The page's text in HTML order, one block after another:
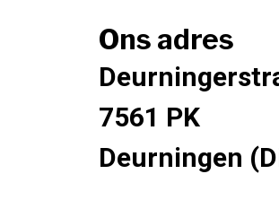
Ons adres
7561 PK
Deurningen